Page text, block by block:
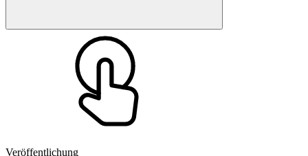
Veröffentlichung